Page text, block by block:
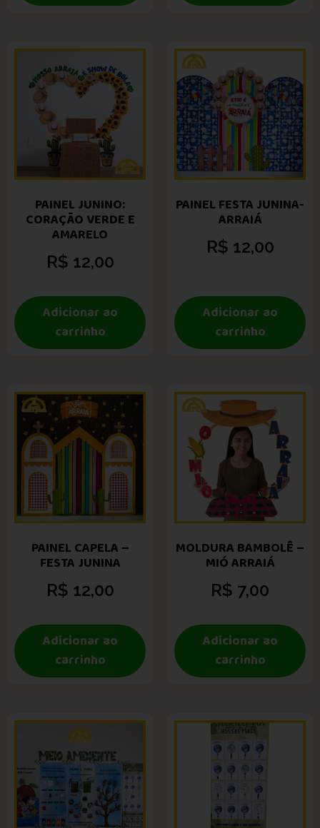
PAINEL JUNINO:
CORAÇÃO VERDE E
AMARELO
R$ 12,00
Adicionar ao
carrinho
PAINEL FESTA JUNINA-
ARRAIÁ
R$ 12,00
Adicionar ao
carrinho
PAINEL CAPELA –
FESTA JUNINA
R$ 12,00
Adicionar ao
carrinho
MOLDURA BAMBOLÊ –
MIÓ ARRAIÁ
R$ 7,00
Adicionar ao
carrinho